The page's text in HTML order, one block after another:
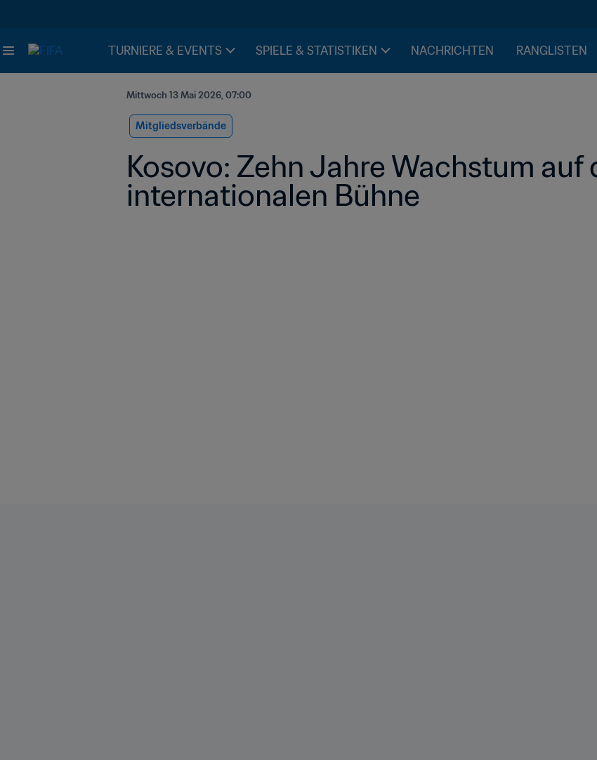
TURNIERE & EVENTS SPIELE & STATISTIKEN NACHRICHTEN RANGLISTEN
Mittwoch 13 Mai 2026, 07:00
Mitgliedsverbände
Kosovo: Zehn Jahre Wachstum auf
internationalen Bühne